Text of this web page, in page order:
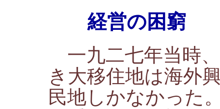
経営の困窮
一九二七年当時
き大移住地は海外
民地しかなかった